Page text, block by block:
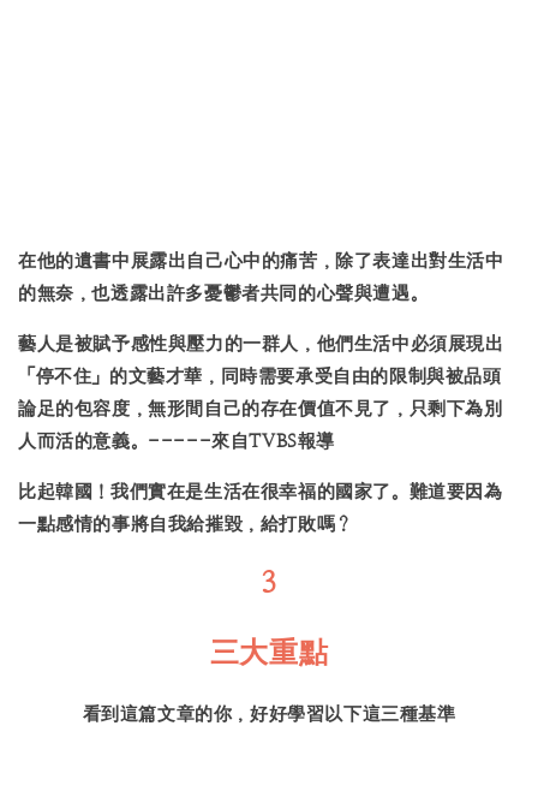
在他的遺書中展露出自己心中的痛苦，除了表達出對生活中
的無奈，也透露出許多憂鬱者共同的心聲與遭遇。
藝人是被賦予感性與壓力的一群人，他們生活中必須展現出
「停不住」的文藝才華，同時需要承受自由的限制與被品頭
論足的包容度，無形間自己的存在價值不見了，只剩下為別
人而活的意義。-----來自TVBS報導
比起韓國！我們實在是生活在很幸福的國家了。難道要因為
一點感情的事將自我給摧毀，給打敗嗎？
3
三大重點
看到這篇文章的你，好好學習以下這三種基準